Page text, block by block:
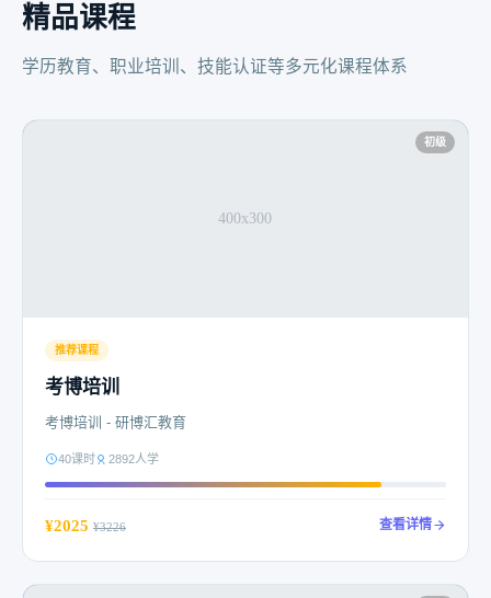
精品课程
学历教育、职业培训、技能认证等多元化课程体系
初级
推荐课程
考博培训
考博培训 - 研博汇教育
40课时 2892人学
¥2025 ¥3226 查看详情